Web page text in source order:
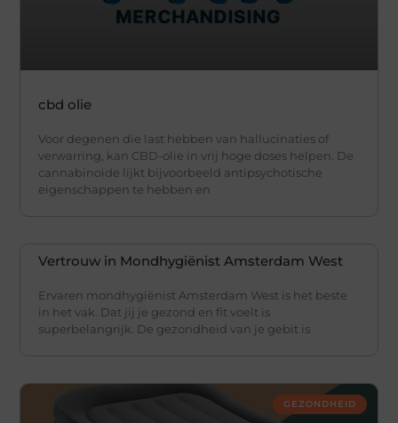
cbd olie
Voor degenen die last hebben van hallucinaties of
verwarring, kan CBD-olie in vrij hoge doses helpen. De
cannabinoïde lijkt bijvoorbeeld antipsychotische
eigenschappen te hebben en
Vertrouw in Mondhygiënist Amsterdam West
Ervaren mondhygiënist Amsterdam West is het beste
in het vak. Dat jij je gezond en fit voelt is
superbelangrijk. De gezondheid van je gebit is
GEZONDHEID